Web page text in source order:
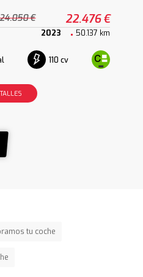
24.050 € 22.476 €
2023 50.137 km
110 cv
tu coche